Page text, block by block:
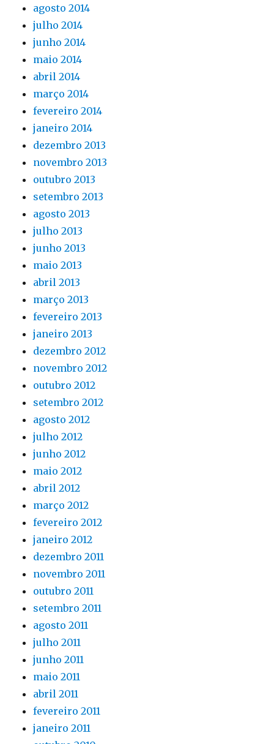
agosto 2014
julho 2014
junho 2014
maio 2014
abril 2014
março 2014
fevereiro 2014
janeiro 2014
dezembro 2013
novembro 2013
outubro 2013
setembro 2013
agosto 2013
julho 2013
junho 2013
maio 2013
abril 2013
março 2013
fevereiro 2013
janeiro 2013
dezembro 2012
novembro 2012
outubro 2012
setembro 2012
agosto 2012
julho 2012
junho 2012
maio 2012
abril 2012
março 2012
fevereiro 2012
janeiro 2012
dezembro 2011
novembro 2011
outubro 2011
setembro 2011
agosto 2011
julho 2011
junho 2011
maio 2011
abril 2011
fevereiro 2011
janeiro 2011